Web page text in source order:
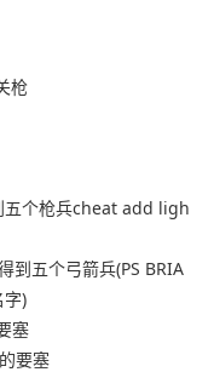
枪
个枪兵cheat add ligh
五个弓箭兵(PS BRIA
字)
塞
要塞